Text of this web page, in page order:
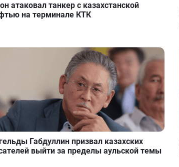
атаковал танкер с казахстанской
на терминале КТК
Габдуллин призвал казахских
выйти за пределы аульской темы